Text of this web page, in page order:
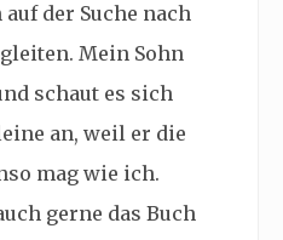
der Suche nach
Mein Sohn
schaut es sich
an, weil er die
mag wie ich.
gerne das Buch